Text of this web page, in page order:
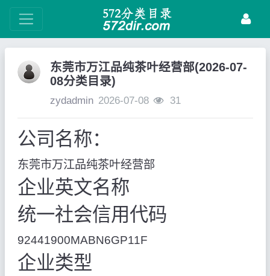
东莞市万江品纯茶叶经营部(2026-07-
08分类目录)
zydadmin 2026-07-08 31
公司名称：
东莞市万江品纯茶叶经营部
企业英文名称
统一社会信用代码
92441900MABN6GP11F
企业类型